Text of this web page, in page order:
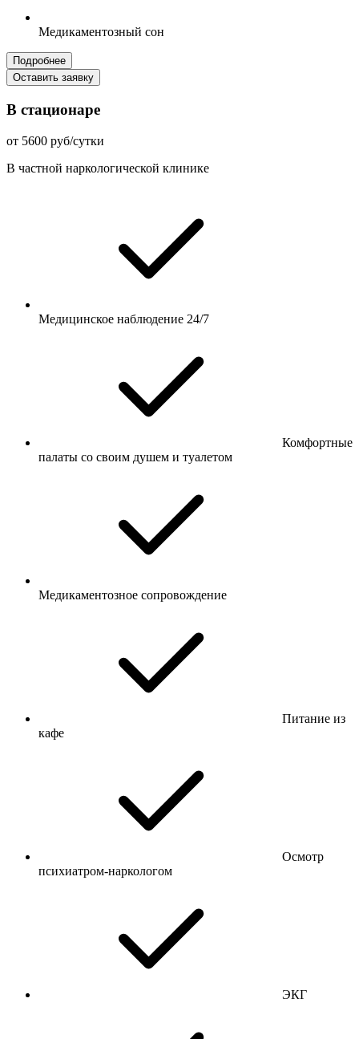
Медикаментозный сон
Подробнее
Оставить заявку
В стационаре
от 5600 руб/сутки
В частной наркологической клинике
Медицинское наблюдение 24/7
Комфортные
палаты со своим душем и туалетом
Медикаментозное сопровождение
Питание из
кафе
Осмотр
психиатром-наркологом
ЭКГ